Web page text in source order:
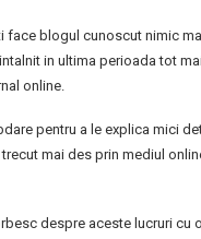
blogul cunoscut nimic
in ultima perioada tot
online.
pentru a le explica mici
mai des prin mediul
despre aceste lucruri